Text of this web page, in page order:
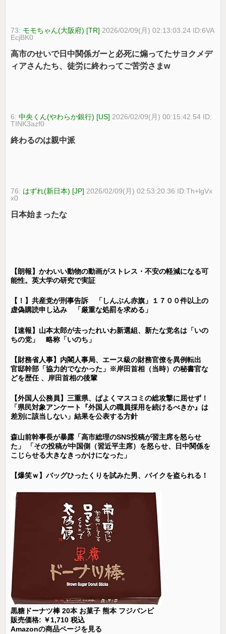
73: モモちゃん(大阪府) [TR] 2026/02/09(月) 02:13:03.24 ID:6VA
EcjBK0
高市のせいで日中関係ガーと必死に煽ってたサヨクメデ
ィアさんたち、徒労に終わってご苦労さまw
6:中央くん(やわらか銀行) [US] 2026/02/09(月) 00:15:42.54 ID:
TINK3azf0
終わるのは親中派
76: はずれ(新日本) [JP] 2026/02/09(月) 02:53:20.36 ID:Th+lgVx
x0
日本始まったな
【朗報】かわいい動物の動画がストレス・不安の軽減になる可
能性。英大学の研究で実証
【！】共産党が刑事告訴 「しんぶん赤旗」１７００件以上の
虚偽購読申し込み 「厳重な処罰を求める」
【速報】山本太郎が去ったれいわ新選組、新たな党名は「いの
ちの党」 略称「いのち」
【財務省人事】内閣人事局、エース級の財務官僚を異例転出
官邸幹部「協力的でなかった」※岸田首相（当時）の秘書官な
どを歴任 、岸田首相の後輩
【外国人公務員】三重県、ぱよくマスコミの総攻撃に屈せず！
「県民対象アンケート『外国人の職員採用を続けるべきか』は
差別に該当しない」結果を公表する方針
森山前幹事長が暴露「高市総理のSNS投稿が習主席を怒らせ
た」 「その投稿が中国側（習近平主席）を怒らせ、日中関係を
こじらせる大きなきっかけになった」
【爆笑ｗ】バッグひったくりを試みた男、バイクを盗られる！
黒糖ドーナツ棒 20本 お菓子 熊本 フジバンビ
販売価格: ￥1,710 税込
Amazonの商品ページを見る